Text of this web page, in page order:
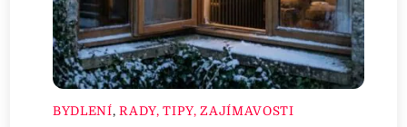
BYDLENÍ,RADY, TIPY, ZAJÍMAVOSTI